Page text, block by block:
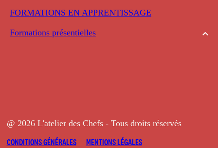
FORMATIONS EN APPRENTISSAGE
Formations présentielles
@ 2026 L'atelier des Chefs - Tous droits réservés
CONDITIONS GÉNÉRALES
MENTIONS LÉGALES